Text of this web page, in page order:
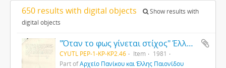
650 results with digital objects
Show results with
digital objects
"Όταν το φως γίνεται στίχος" Έλλη Παιονίδου
CYUTL PEP-1-KP-KP2.46 Item
1981
Part ofΑρχείο Πανίκου και Έλλης Παιονίδου